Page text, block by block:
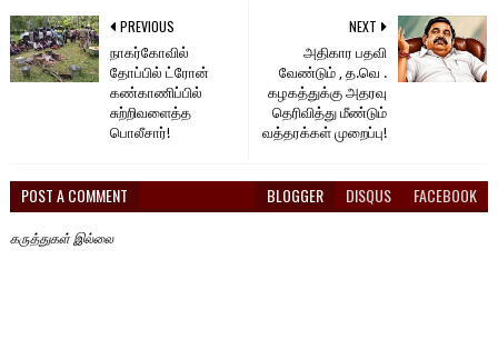
NEXT
அதிகார பதவி
வேண்டும் , த.வெ .
கழகத்துக்கு அதரவு
தெரிவித்து மீண்டும்
வத்தரக்கள் முறைப்பு!
PREVIOUS
நாகர்கோவில்
தோப்பில் ட்ரோன்
கண்காணிப்பில்
சுற்றிவளைத்த
பொலீசார்!
POST A COMMENT BLOGGER DISQUS FACEBOOK
கருத்துகள் இல்லை